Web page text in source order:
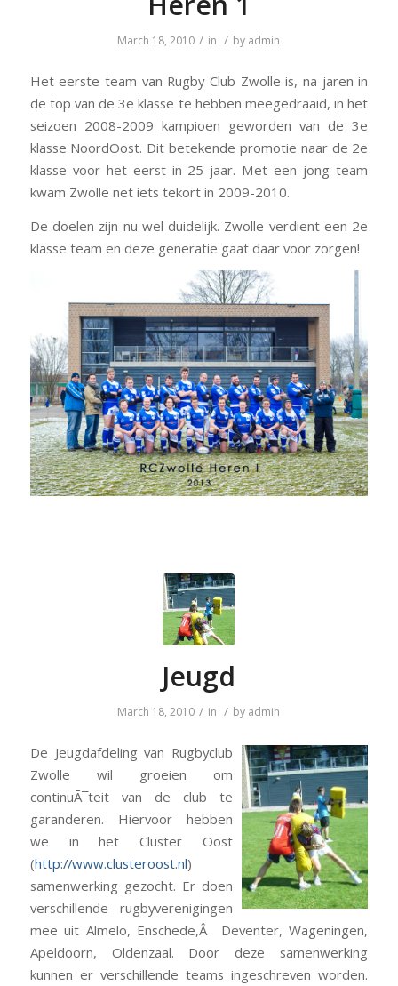
March 18, 2010 / in / by admin
Het eerste team van Rugby Club Zwolle is, na jaren in
de top van de 3e klasse te hebben meegedraaid, in het
seizoen 2008-2009 kampioen geworden van de 3e
klasse NoordOost. Dit betekende promotie naar de 2e
klasse voor het eerst in 25 jaar. Met een jong team
kwam Zwolle net iets tekort in 2009-2010.
De doelen zijn nu wel duidelijk. Zwolle verdient een 2e
klasse team en deze generatie gaat daar voor zorgen!
Jeugd
March 18, 2010 / in / by admin
De Jeugdafdeling van Rugbyclub
Zwolle wil groeien om
continuÃ¯teit van de club te
garanderen. Hiervoor hebben
we in het Cluster Oost
(http://www.clusteroost.nl)
samenwerking gezocht. Er doen
verschillende rugbyverenigingen
mee uit Almelo, Enschede,Â Deventer, Wageningen,
Apeldoorn, Oldenzaal. Door deze samenwerking
kunnen er verschillende teams ingeschreven worden.